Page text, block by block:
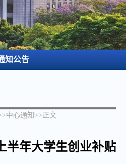
知公告
中心通知 >> 正文
半年大学生创业补贴